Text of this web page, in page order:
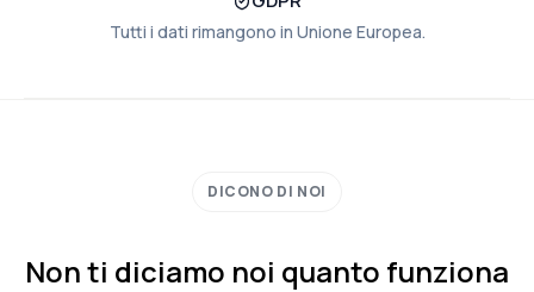
Tutti i dati rimangono in Unione Europea.
DICONO DI NOI
Non ti diciamo noi quanto funziona